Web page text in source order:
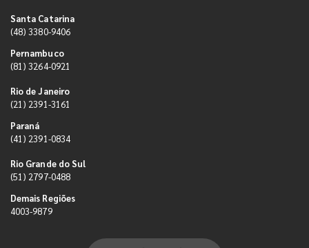
Santa Catarina
(48) 3380-9406
Pernambuco
(81) 3264-0921
Rio de Janeiro
(21) 2391-3161
Paraná
(41) 2391-0834
Rio Grande do Sul
(51) 2797-0488
Demais Regiões
4003-9879